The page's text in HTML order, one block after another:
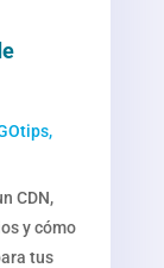
,
CDN,
y cómo
tus